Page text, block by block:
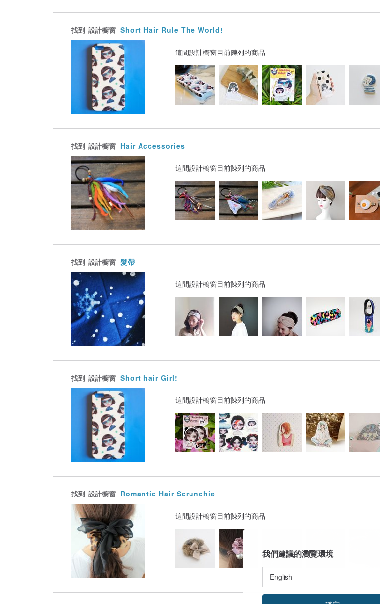
找到 設計櫥窗 Short Hair Rule The World!
這間設計櫥窗目前陳列的商品
找到 設計櫥窗 Hair Accessories
這間設計櫥窗目前陳列的商品
找到 設計櫥窗 髮帶
這間設計櫥窗目前陳列的商品
找到 設計櫥窗 Short hair Girl!
這間設計櫥窗目前陳列的商品
找到 設計櫥窗 Romantic Hair Scrunchie
這間設計櫥窗目前陳列的商品
我們建議的瀏覽環境